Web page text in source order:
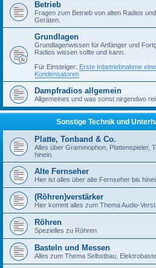
Betrieb
Fragen zum Betrieb von alten Radios
Geräten.
Grundlagen
Grundlagenwissen für Anfänger und
Radios wissen sollte und kann.
Für Einsteiger: Erste Inbetriebnahme
Kondensatoren
Dampfradios allgemein
Allgemeines und was sonst nirgendwo
Sonstige Technik und
Platte, Tonband & Co.
Alles über Grammophon, Plattenspieler,
hinein.
Alte Fernseher
Hier ist alles über alte Fernseher bis
(Röhren)verstärker
Hier kommt alles zum Thema Audio-
Röhren
Spezielles zu Röhren
Basteln und Messen
Alles zum Thema Selbstbau,